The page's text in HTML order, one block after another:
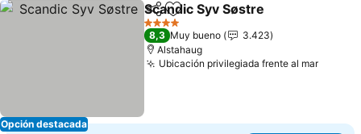
Opción destacada
CompartirAgregar a favoritos
Scandic Syv Søstre
4 Estrellas
8,3 Muy bueno
3.423
Alstahaug
Ubicación privilegiada frente al marVer